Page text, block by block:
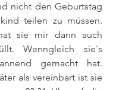
nicht den Geburtstag
teilen zu müssen.
sie mir dann auch
Wenngleich sie´s
gemacht hat.
als vereinbart ist sie